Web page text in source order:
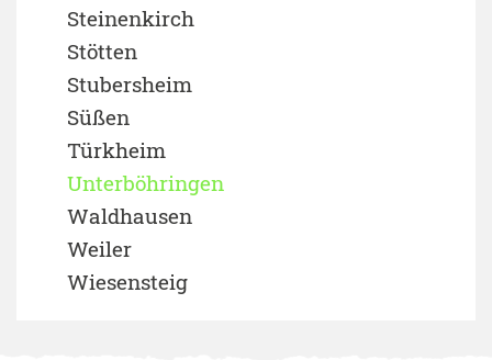
Steinenkirch
Stötten
Stubersheim
Süßen
Türkheim
Unterböhringen
Waldhausen
Weiler
Wiesensteig